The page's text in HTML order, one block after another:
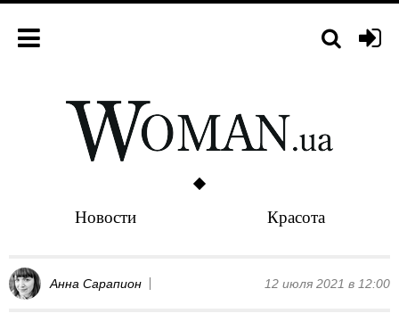
Новости Красота
Анна Сарапион 12 июля 2021 в 12:00